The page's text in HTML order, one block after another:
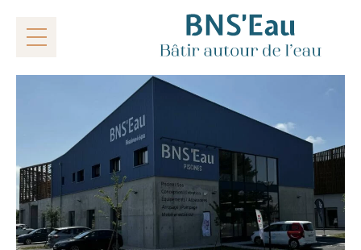
Bâtir autour de l’eau
Votre projet
Construction
Piscines
Traitement de l’eau